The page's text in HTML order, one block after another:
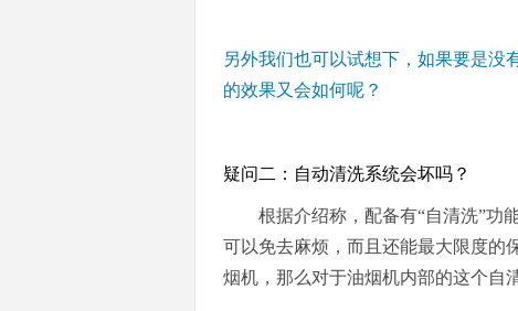
另外我们也可以试想下，如果要是没
的效果又会如何呢？
疑问二：自动清洗系统会坏吗？
根据介绍称，配备有“自清洗”功
可以免去麻烦，而且还能最大限度的
烟机，那么对于油烟机内部的这个自